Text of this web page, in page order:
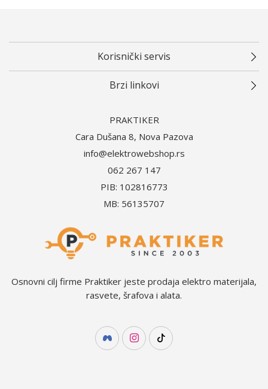
Korisnički servis
Brzi linkovi
PRAKTIKER
Cara Dušana 8, Nova Pazova
info@elektrowebshop.rs
062 267 147
PIB: 102816773
MB: 56135707
Osnovni cilj firme Praktiker jeste prodaja elektro materijala,
rasvete, šrafova i alata.